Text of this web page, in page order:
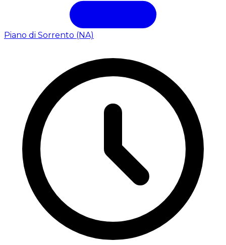
Piano di Sorrento (NA)